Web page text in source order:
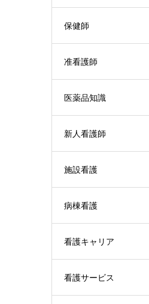
保健師
准看護師
医薬品知識
新人看護師
施設看護
病棟看護
看護キャリア
看護サービス